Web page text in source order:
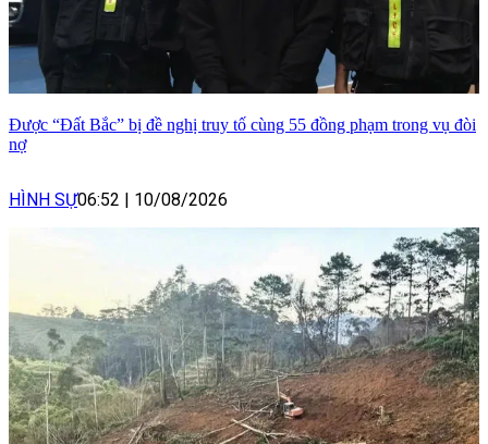
Được “Đất Bắc” bị đề nghị truy tố cùng 55 đồng phạm trong vụ đòi
nợ
HÌNH SỰ06:52 | 10/08/2026